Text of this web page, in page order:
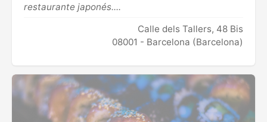
restaurante japonés....
Calle dels Tallers, 48 Bis
08001 - Barcelona (Barcelona)